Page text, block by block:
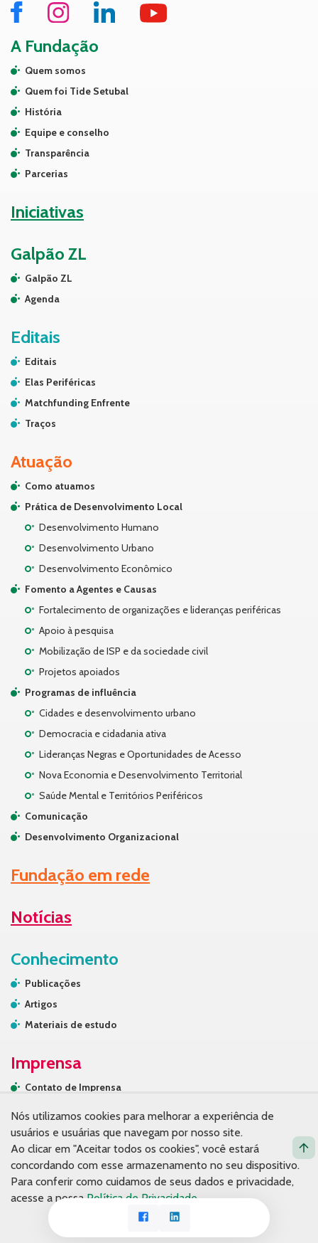
Facebook
A Fundação
Quem somos
Quem foi Tide Setubal
História
Equipe e conselho
Transparência
Parcerias
Iniciativas
Galpão ZL
Galpão ZL
Agenda
Editais
Editais
Elas Periféricas
Matchfunding Enfrente
Traços
Atuação
Como atuamos
Prática de Desenvolvimento Local
Desenvolvimento Humano
Desenvolvimento Urbano
Desenvolvimento Econômico
Fomento a Agentes e Causas
Fortalecimento de organizações e lideranças periféricas
Apoio à pesquisa
Mobilização de ISP e da sociedade civil
Projetos apoiados
Programas de influência
Cidades e desenvolvimento urbano
Democracia e cidadania ativa
Lideranças Negras e Oportunidades de Acesso
Nova Economia e Desenvolvimento Territorial
Saúde Mental e Territórios Periféricos
Comunicação
Desenvolvimento Organizacional
Fundação em rede
Notícias
Conhecimento
Publicações
Artigos
Materiais de estudo
Imprensa
Contato de Imprensa
Na mídia
Contato
© Copyright 2026. Fundação Tide Setubal. Política de privacidade.
Nós utilizamos cookies para melhorar a experiência de
usuários e usuárias que navegam por nosso site.
Ao clicar em "Aceitar todos os cookies", você estará
concordando com esse armazenamento no seu dispositivo.
Para conferir como cuidamos de seus dados e privacidade,
acesse a nossaPolítica de Privacidade.
Aceito o uso de cookies